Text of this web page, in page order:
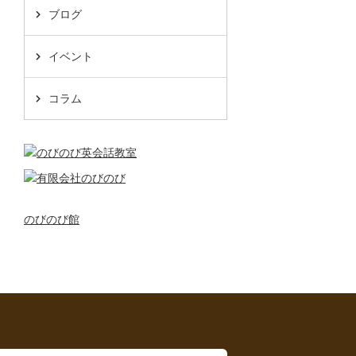
ブログ
イベント
コラム
のびのび館